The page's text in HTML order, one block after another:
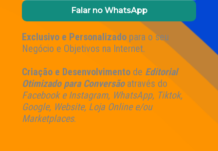
Falar no WhatsApp
Exclusivo e Personalizado para o seu
Negócio e Objetivos na Internet.
Criação e Desenvolvimento de Editorial
Otimizado para Conversão através do
Facebook e Instagram, WhatsApp, Tiktok,
Google, Website, Loja Online e/ou
Marketplaces.